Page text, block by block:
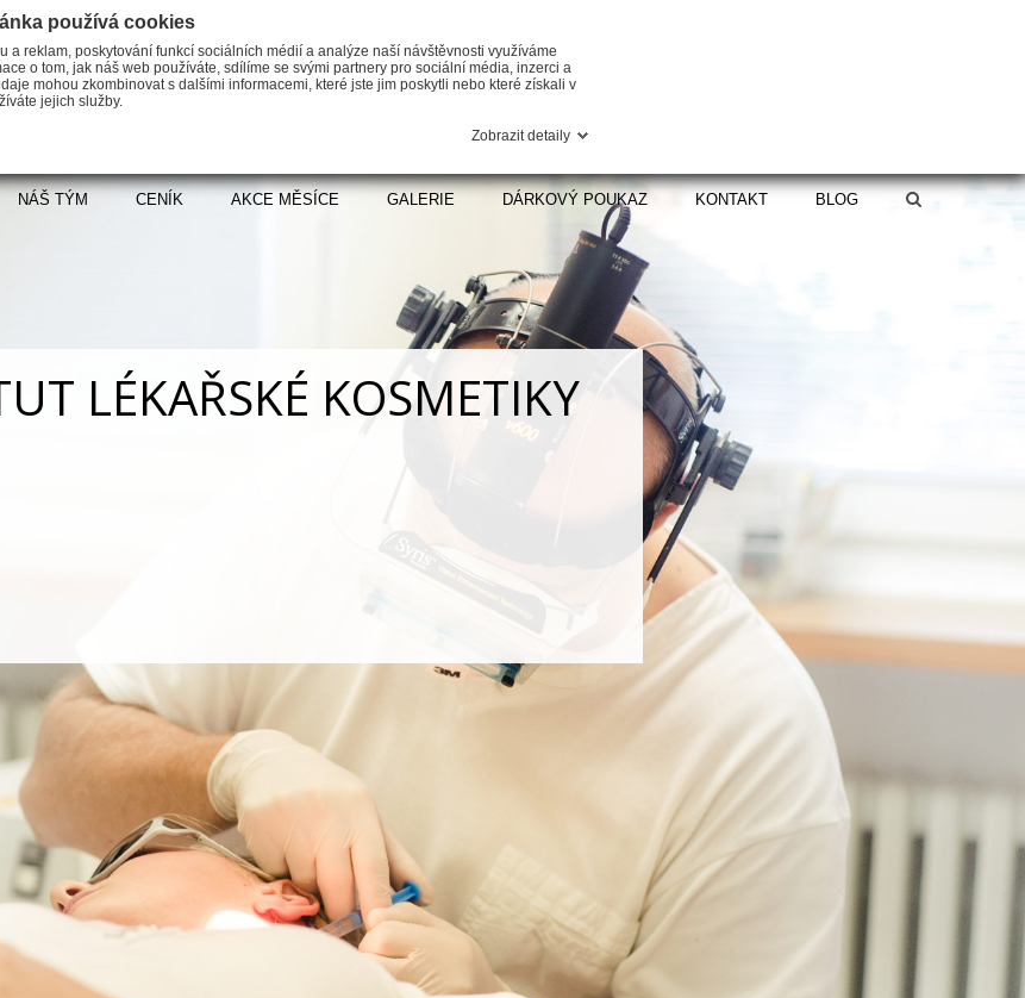
NÁŠ TÝM CENÍK AKCE MĚSÍCE GALERIE DÁRKOVÝ POUKAZ KONTAKT BLOG
LÉKAŘSKÉ KOSMETIKY
naší činnosti jsou nejen estetické zákroky, ale
používá cookies
a reklam, poskytování funkcí sociálních médií a analýze naší návštěvnosti využíváme
o tom, jak náš web používáte, sdílíme se svými partnery pro sociální média, inzerci a
mohou zkombinovat s dalšími informacemi, které jste jim poskytli nebo které získali v
jejich služby.
Zobrazit detaily